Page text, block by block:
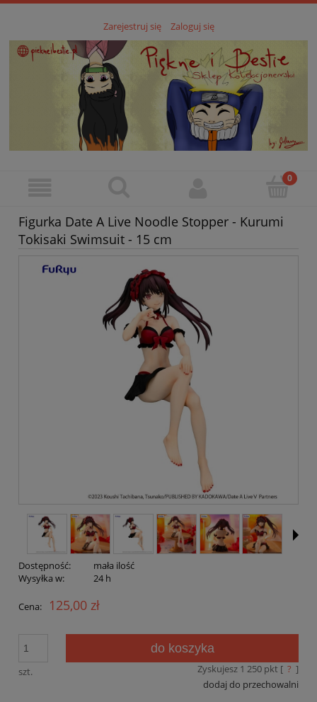
Zarejestruj się Zaloguj się
Figurka Date A Live Noodle Stopper - Kurumi
Tokisaki Swimsuit - 15 cm
Dostępność:
mała ilość
Wysyłka w:
24 h
Cena: 125,00 zł
szt.
do koszyka
Zyskujesz 1 250pkt [ ? ]
dodaj do przechowalni